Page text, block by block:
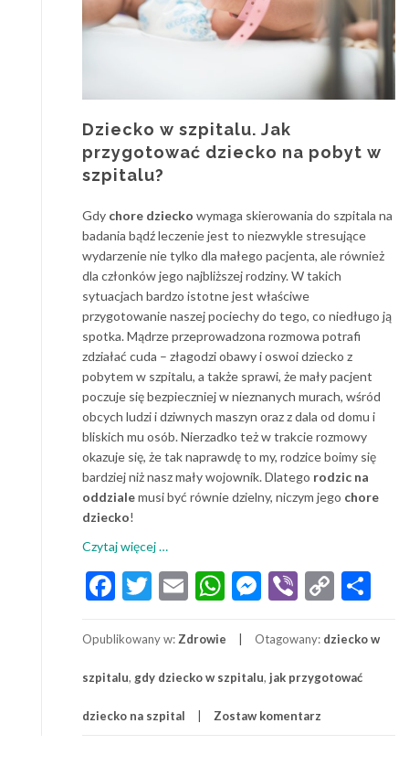
Dziecko w szpitalu. Jak
przygotować dziecko na pobyt w
szpitalu?
Gdy chore dziecko wymaga skierowania do szpitala na
badania bądź leczenie jest to niezwykle stresujące
wydarzenie nie tylko dla małego pacjenta, ale również
dla członków jego najbliższej rodziny. W takich
sytuacjach bardzo istotne jest właściwe
przygotowanie naszej pociechy do tego, co niedługo ją
spotka. Mądrze przeprowadzona rozmowa potrafi
zdziałać cuda – złagodzi obawy i oswoi dziecko z
pobytem w szpitalu, a także sprawi, że mały pacjent
poczuje się bezpieczniej w nieznanych murach, wśród
obcych ludzi i dziwnych maszyn oraz z dala od domu i
bliskich mu osób. Nierzadko też w trakcie rozmowy
okazuje się, że tak naprawdę to my, rodzice boimy się
bardziej niż nasz mały wojownik. Dlatego rodzic na
oddzialemusi być równie dzielny, niczym jego chore
dziecko!
Czytaj więcej
w
szpitalu.
przygotować
na
w
…
Facebook
Twitter
EmailWhatsApp
Messenger
Viber
Copy
Opublikowany w: Zdrowie Otagowany: dziecko w
szpitalu, gdy dziecko w szpitalu, jak przygotować
dziecko na szpital Zostaw komentarz